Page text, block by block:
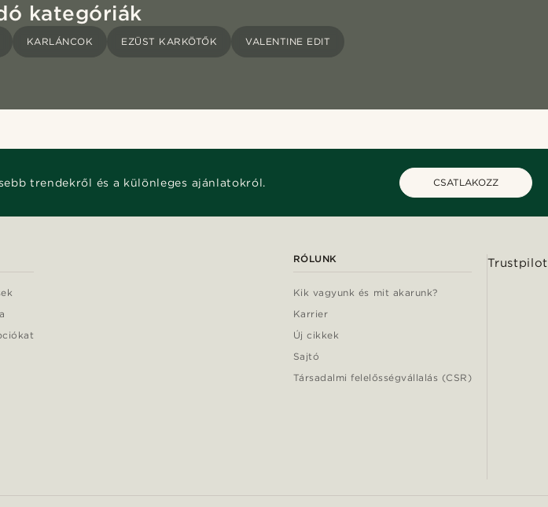
kategóriák
KARLÁNCOK EZÜST KARKÖTŐK VALENTINE EDIT
trendekről és a különleges ajánlatokról. CSATLAKOZZ
RÓLUNK
Kik vagyunk és mit akarunk?
Karrier
Új cikkek
Sajtó
Társadalmi felelősségvállalás (CSR)
Trustpilot